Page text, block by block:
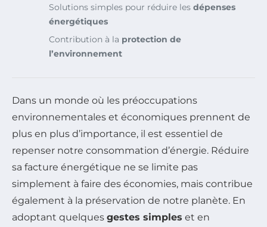
Solutions simples pour réduire les dépenses
énergétiques
Contribution à la protection de
l’environnement
Dans un monde où les préoccupations
environnementales et économiques prennent de
plus en plus d’importance, il est essentiel de
repenser notre consommation d’énergie. Réduire
sa facture énergétique ne se limite pas
simplement à faire des économies, mais contribue
également à la préservation de notre planète. En
adoptant quelques gestes simples et en